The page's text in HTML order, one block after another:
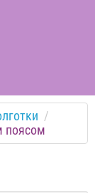
поясом